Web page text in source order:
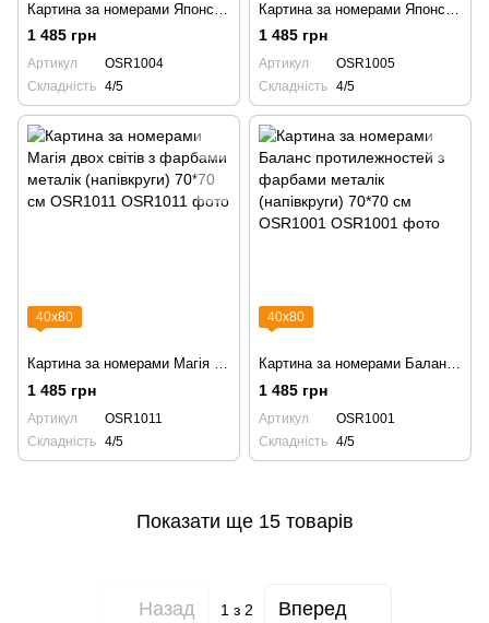
1 485 грн
Артикул
OSR1004
Складність 4/5
1 485 грн
Артикул
OSR1005
Складність 4/5
40х80
Картина за номерами Магія двох світів з фарбами металік (напівкруги) 70*70 см OSR1011
1 485 грн
Артикул
OSR1011
Складність 4/5
40х80
Картина за номерами Баланс протилежностей з фарбами металік (напівкруги) 70*70 см OSR1001
1 485 грн
Артикул
OSR1001
Складність 4/5
Показати ще 15 товарів
Назад 1 з 2 Вперед